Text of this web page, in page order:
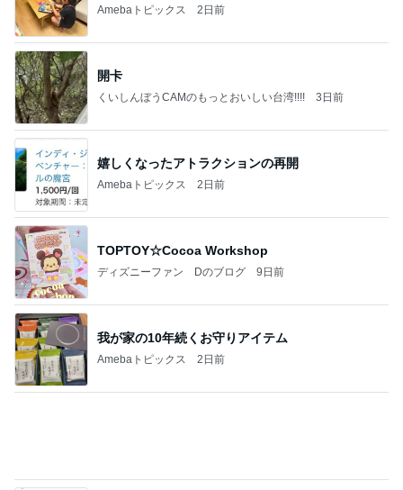
Amebaトピックス 2日前
開卡
くいしんぼうCAMのもっとおいしい台湾!!!! 3日前
嬉しくなったアトラクションの再開
Amebaトピックス 2日前
TOPTOY☆Cocoa Workshop
ディズニーファン Dのブログ 9日前
我が家の10年続くお守りアイテム
Amebaトピックス 2日前